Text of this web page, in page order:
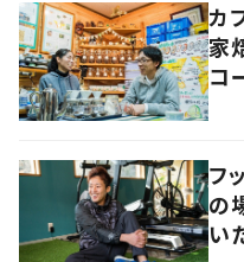
カ
家
コ
フ
の
い